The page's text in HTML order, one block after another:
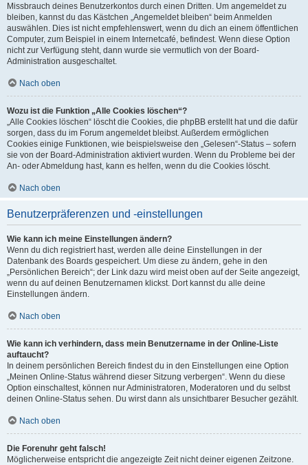
Missbrauch deines Benutzerkontos durch einen Dritten. Um angemeldet zu
bleiben, kannst du das Kästchen „Angemeldet bleiben“ beim Anmelden
auswählen. Dies ist nicht empfehlenswert, wenn du dich an einem öffentlichen
Computer, zum Beispiel in einem Internetcafé, befindest. Wenn diese Option
nicht zur Verfügung steht, dann wurde sie vermutlich von der Board-
Administration ausgeschaltet.
Nach oben
Wozu ist die Funktion „Alle Cookies löschen“?
„Alle Cookies löschen“ löscht die Cookies, die phpBB erstellt hat und die dafür
sorgen, dass du im Forum angemeldet bleibst. Außerdem ermöglichen
Cookies einige Funktionen, wie beispielsweise den „Gelesen“-Status – sofern
sie von der Board-Administration aktiviert wurden. Wenn du Probleme bei der
An- oder Abmeldung hast, kann es helfen, wenn du die Cookies löscht.
Nach oben
Benutzerpräferenzen und -einstellungen
Wie kann ich meine Einstellungen ändern?
Wenn du dich registriert hast, werden alle deine Einstellungen in der
Datenbank des Boards gespeichert. Um diese zu ändern, gehe in den
„Persönlichen Bereich“; der Link dazu wird meist oben auf der Seite angezeigt,
wenn du auf deinen Benutzernamen klickst. Dort kannst du alle deine
Einstellungen ändern.
Nach oben
Wie kann ich verhindern, dass mein Benutzername in der Online-Liste
auftaucht?
In deinem persönlichen Bereich findest du in den Einstellungen eine Option
„Meinen Online-Status während dieser Sitzung verbergen“. Wenn du diese
Option einschaltest, können nur Administratoren, Moderatoren und du selbst
deinen Online-Status sehen. Du wirst dann als unsichtbarer Besucher gezählt.
Nach oben
Die Forenuhr geht falsch!
Möglicherweise entspricht die angezeigte Zeit nicht deiner eigenen Zeitzone.